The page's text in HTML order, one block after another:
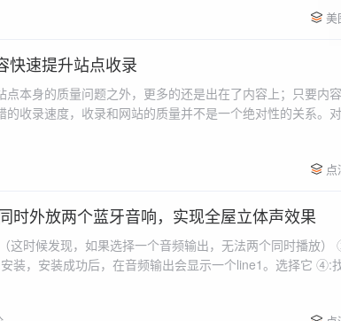
美
快速提升站点收录
本身的质量问题之外，更多的还是出在了内容上；只要内
收录速度，收录和网站的质量并不是一个绝对性的关系。
时外放两个蓝牙音响，实现全屋立体声效果
这时候发现，如果选择一个音频输出，无法两个同时播放）
安装成功后，在音频输出会显示一个line1。选择它 ④:找到安